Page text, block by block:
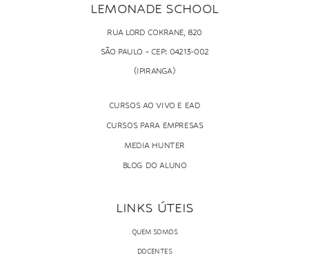
LEMONADE SCHOOL
RUA LORD COKRANE, 820
SÃO PAULO – CEP: 04213-002
(IPIRANGA)
CURSOS AO VIVO E EAD
CURSOS PARA EMPRESAS
MEDIA HUNTER
BLOG DO ALUNO
LINKS ÚTEIS
QUEM SOMOS
DOCENTES